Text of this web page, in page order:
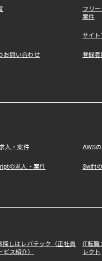
フリ
案件
サイ
お問い合わせ 登録者
人・案件 AWS
の求人・案件 Swift
探しはレバテック（正社員
ビス紹介）
IT転
レクト